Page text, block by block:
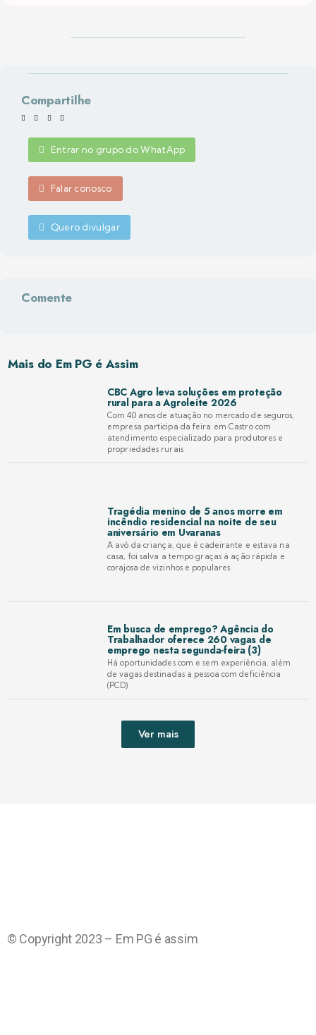
Compartilhe
Entrar no grupo do WhatApp
Falar conosco
Quero divulgar
Comente
Mais do Em PG é Assim
CBC Agro leva soluções em proteção
rural para a Agroleite 2026
Com 40 anos de atuação no mercado de seguros,
empresa participa da feira em Castro com
atendimento especializado para produtores e
propriedades rurais
Tragédia menino de 5 anos morre em
incêndio residencial na noite de seu
aniversário em Uvaranas
A avó da criança, que é cadeirante e estava na
casa, foi salva a tempo graças à ação rápida e
corajosa de vizinhos e populares.
Em busca de emprego? Agência do
Trabalhador oferece 260 vagas de
emprego nesta segunda-feira (3)
Há oportunidades com e sem experiência, além
de vagas destinadas a pessoa com deficiência
(PCD)
Ver mais
© Copyright 2023 – Em PG é assim